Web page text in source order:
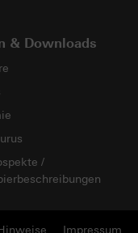
& Downloads
/
Impressum